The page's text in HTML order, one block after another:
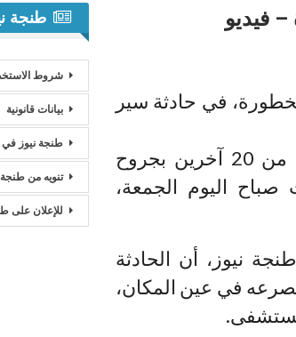
متفاوتة الخطورة، في حادثة سير
لقي ثلاثة أشخاص مصرعهم وأصيب أزيد من 20 آخرين بجروح
اليوم الجمعة،
نيوز، أن الحادثة
في عين المكان،
طنجة
شروط
بيانات قانونية
طنجة نيوز في
تنويه من طنجة
للإعلان على